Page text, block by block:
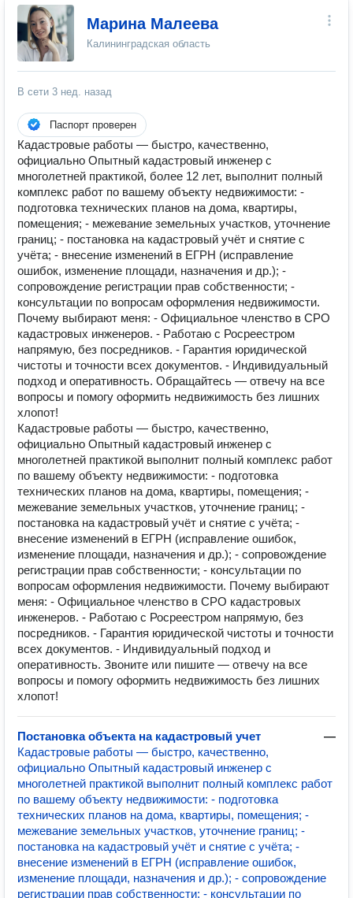
Марина Малеева
Калининградская область
В сети 3 нед. назад
Паспорт проверен
Кадастровые работы — быстро, качественно,
официально Опытный кадастровый инженер с
многолетней практикой, более 12 лет, выполнит полный
комплекс работ по вашему объекту недвижимости: -
подготовка технических планов на дома, квартиры,
помещения; - межевание земельных участков, уточнение
границ; - постановка на кадастровый учёт и снятие с
учёта; - внесение изменений в ЕГРН (исправление
ошибок, изменение площади, назначения и др.); -
сопровождение регистрации прав собственности; -
консультации по вопросам оформления недвижимости.
Почему выбирают меня: - Официальное членство в СРО
кадастровых инженеров. - Работаю с Росреестром
напрямую, без посредников. - Гарантия юридической
чистоты и точности всех документов. - Индивидуальный
подход и оперативность. Обращайтесь — отвечу на все
вопросы и помогу оформить недвижимость без лишних
хлопот!
Кадастровые работы — быстро, качественно,
официально Опытный кадастровый инженер с
многолетней практикой выполнит полный комплекс работ
по вашему объекту недвижимости: - подготовка
технических планов на дома, квартиры, помещения; -
межевание земельных участков, уточнение границ; -
постановка на кадастровый учёт и снятие с учёта; -
внесение изменений в ЕГРН (исправление ошибок,
изменение площади, назначения и др.); - сопровождение
регистрации прав собственности; - консультации по
вопросам оформления недвижимости. Почему выбирают
меня: - Официальное членство в СРО кадастровых
инженеров. - Работаю с Росреестром напрямую, без
посредников. - Гарантия юридической чистоты и точности
всех документов. - Индивидуальный подход и
оперативность. Звоните или пишите — отвечу на все
вопросы и помогу оформить недвижимость без лишних
хлопот!
Постановка объекта на кадастровый учет
—
Кадастровые работы — быстро, качественно,
официально Опытный кадастровый инженер с
многолетней практикой выполнит полный комплекс работ
по вашему объекту недвижимости: - подготовка
технических планов на дома, квартиры, помещения; -
межевание земельных участков, уточнение границ; -
постановка на кадастровый учёт и снятие с учёта; -
внесение изменений в ЕГРН (исправление ошибок,
изменение площади, назначения и др.); - сопровождение
регистрации прав собственности; - консультации по